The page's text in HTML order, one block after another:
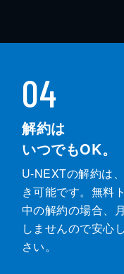
04
解約は
いつでもOK。
U-NEXTの解約は
き可能です。無料
中の解約の場合、
しませんので安心
さい。